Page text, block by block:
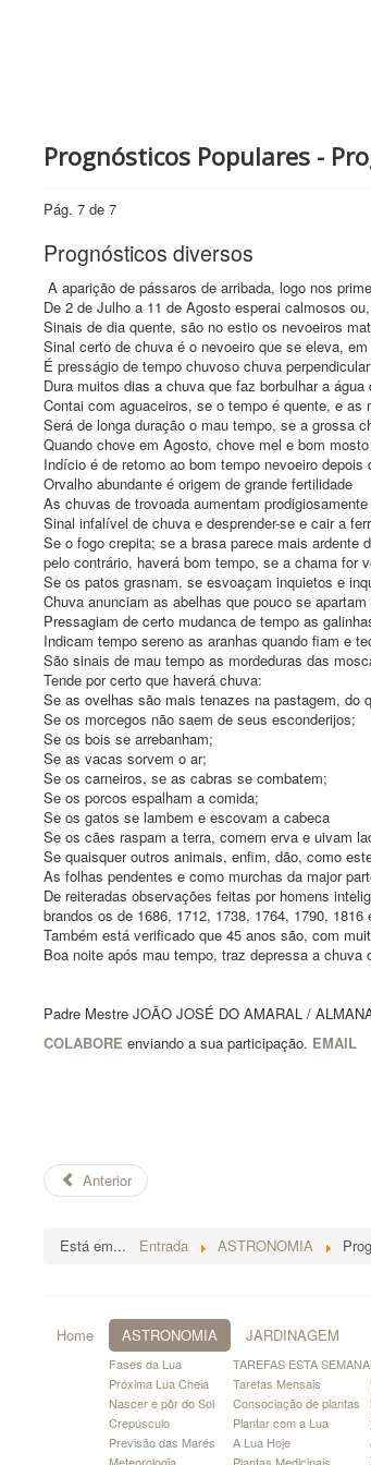
Prognósticos Populares -
Pág. 7 de 7
Prognósticos diversos
A aparição de pássaros de arribada, logo nos
De 2 de Julho a 11 de Agosto esperai calmosos
Sinais de dia quente, são no estio os nevoeiros
Sinal certo de chuva é o nevoeiro que se eleva,
É presságio de tempo chuvoso chuva
Dura muitos dias a chuva que faz borbulhar a
Contai com aguaceiros, se o tempo é quente, e
Será de longa duração o mau tempo, se a grossa
Quando chove em Agosto, chove mel e bom
Indício é de retomo ao bom tempo nevoeiro depois
Orvalho abundante é origem de grande fertilidade
As chuvas de trovoada aumentam
Sinal infalível de chuva e desprender-se e cair a
Se o fogo crepita; se a brasa parece mais ardente
pelo contrário, haverá bom tempo, se a chama for
Se os patos grasnam, se esvoaçam inquietos e
Chuva anunciam as abelhas que pouco se
Pressagiam de certo mudanca de tempo as
Indicam tempo sereno as aranhas quando fiam e
São sinais de mau tempo as mordeduras das
Tende por certo que haverá chuva:
Se as ovelhas são mais tenazes na pastagem, do
Se os morcegos não saem de seus esconderijos;
Se os bois se arrebanham;
Se as vacas sorvem o ar;
Se os carneiros, se as cabras se combatem;
Se os porcos espalham a comida;
Se os gatos se lambem e escovam a cabeca
Se os cães raspam a terra, comem erva e uivam
Se quaisquer outros animais, enfim, dão, como
As folhas pendentes e como murchas da major
De reiteradas observações feitas por homens
brandos os de 1686, 1712, 1738, 1764, 1790, 1816
Também está verificado que 45 anos são, com
Boa noite após mau tempo, traz depressa a chuva
Padre Mestre JOÃO JOSÉ DO AMARAL /
COLABORE enviando a sua participação. EMAIL
Anterior
Está em... Entrada ASTRONOMIA
Home ASTRONOMIA
Fases da Lua
Próxima Lua Cheia
Nascer e pôr do Sol
Crepúsculo
Previsão das Marés
JARDINAGEM
TAREFAS ESTA SEMANA
Tarefas Mensais
Consociação de plantas
Plantar com a Lua
A Lua Hoje